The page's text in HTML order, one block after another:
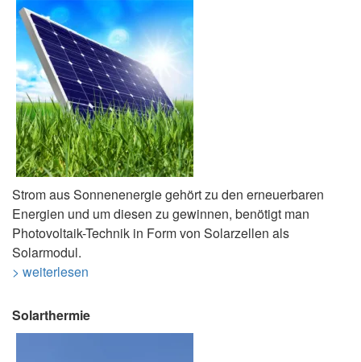
Strom aus Sonnenenergie gehört zu den erneuerbaren
Energien und um diesen zu gewinnen, benötigt man
Photovoltaik-Technik in Form von Solarzellen als
Solarmodul.
> weiterlesen
Solarthermie